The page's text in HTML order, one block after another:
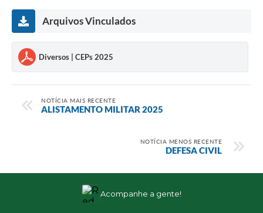
Arquivos Vinculados
Diversos | CEPs 2025
NOTÍCIA MAIS RECENTE
ALISTAMENTO MILITAR 2025
NOTÍCIA MENOS RECENTE
DEFESA CIVIL
Acompanhe a gente!